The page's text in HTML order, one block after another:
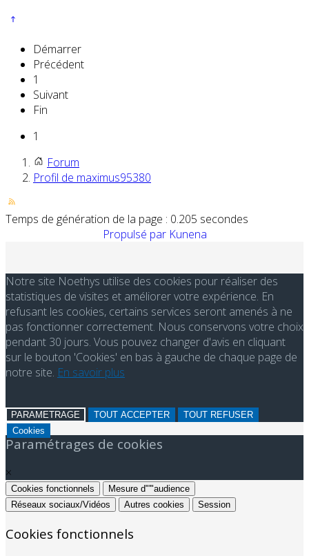
Démarrer
Précédent
1
Suivant
Fin
1
Forum
Profil de maximus95380
Temps de génération de la page : 0.205 secondes
Propulsé par Kunena
Notre site Noethys utilise des cookies pour réaliser des
statistiques de visites et améliorer votre expérience. En
refusant les cookies, certains services seront amenés à ne
pas fonctionner correctement. Nous conservons votre choix
pendant 30 jours. Vous pouvez changer d'avis en cliquant
sur le bouton 'Cookies' en bas à gauche de chaque page de
notre site. En savoir plus
PARAMETRAGE TOUT ACCEPTER
TOUT REFUSER
Cookies
Paramétrages de cookies
×
Cookies fonctionnels
Mesure d"'"audience
Réseaux sociaux/Vidéos
Autres cookies Session
Cookies fonctionnels